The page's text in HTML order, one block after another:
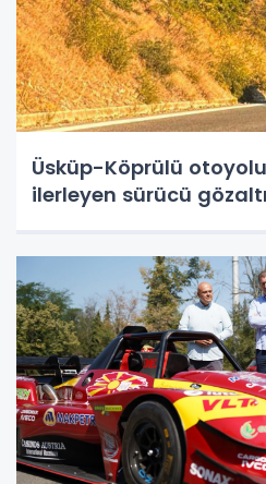
Üsküp-Köprülü
ilerleyen sürücü